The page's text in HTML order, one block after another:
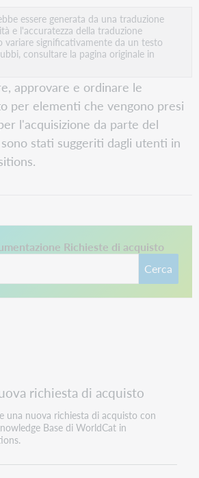
essere generata da una traduzione
e l'accuratezza della traduzione
variare significativamente da un testo
consultare la pagina originale in
approvare e ordinare le
per elementi che vengono presi
l'acquisizione da parte del
stati suggeriti dagli utenti in
Richieste di acquisto
Cerca
si apre in una nuova scheda.
richiesta di acquisto
una nuova richiesta di acquisto con
Base di WorldCat in